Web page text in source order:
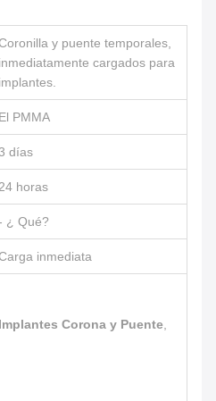
y puente temporales,
inmediatamente cargados para
implantes.
El PMMA
días
24 horas
¿ Qué?
inmediata
Implantes Corona y Puente